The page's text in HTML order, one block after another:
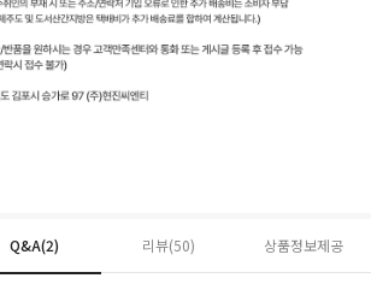
Q&A(2) 리뷰(50) 상품정보제공